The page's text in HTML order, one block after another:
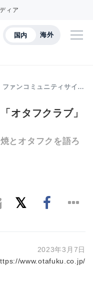
ィア
国内 海外
ファンコミュニティサイ…
オタフクラブ」
とオタフクを語ろ
2023年3月7日
www.otafuku.co.jp/